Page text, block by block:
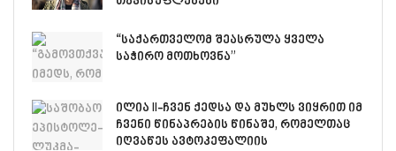
“საქართველომ შეასრულა ყველა
საჭირო მოთხოვნა”
ილია II-ჩვენ ქედსა და მუხლს ვიყრით იმ
ჩვენი წინაპრების წინაშე, რომელთაც
იღვაწეს ავტოკეფალიის